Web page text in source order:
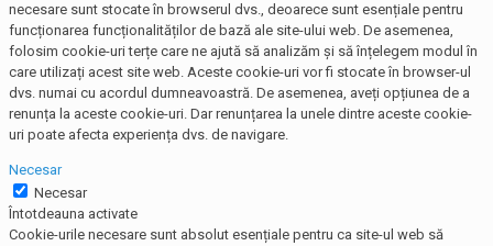
necesare sunt stocate în browserul dvs., deoarece sunt esențiale pentru
funcționarea funcționalităților de bază ale site-ului web. De asemenea,
folosim cookie-uri terțe care ne ajută să analizăm și să înțelegem modul în
care utilizați acest site web. Aceste cookie-uri vor fi stocate în browser-ul
dvs. numai cu acordul dumneavoastră. De asemenea, aveți opțiunea de a
renunța la aceste cookie-uri. Dar renunțarea la unele dintre aceste cookie-
uri poate afecta experiența dvs. de navigare.
Necesar
Necesar
Întotdeauna activate
Cookie-urile necesare sunt absolut esențiale pentru ca site-ul web să